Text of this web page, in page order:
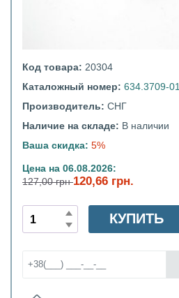
Код товара: 20304
Каталожный номер: 634.3709-01
Производитель: СНГ
Наличие на складе: В наличии
Ваша скидка: 5%
Цена на 06.08.2026:
127,00 грн120,66 грн.
КУПИТЬ